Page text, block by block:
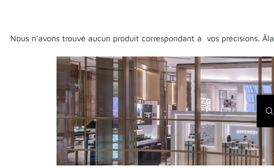
Nous n'avons trouvé aucun produit correspondant à vos précisions.